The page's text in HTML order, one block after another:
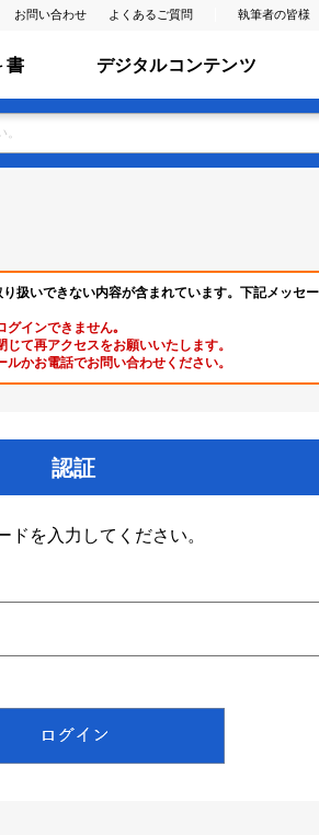
お問い合わせ よくあるご質問 執筆者の皆様
書 デジタルコンテンツ
扱いできない内容が含まれています。下記メッセ
グインできません｡
て再アクセスをお願いいたします。
かお電話でお問い合わせください。
認証
ドを入力してください。